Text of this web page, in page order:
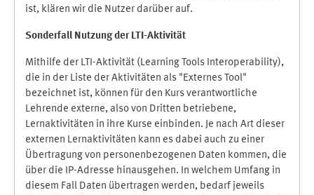
ist, klären wir die Nutzer darüber auf.
Sonderfall Nutzung der LTI-Aktivität
Mithilfe der LTI-Aktivität (Learning Tools Interoperability),
die in der Liste der Aktivitäten als "Externes Tool"
bezeichnet ist, können für den Kurs verantwortliche
Lehrende externe, also von Dritten betriebene,
Lernaktivitäten in ihre Kurse einbinden. Je nach Art dieser
externen Lernaktivitäten kann es dabei auch zu einer
Übertragung von personenbezogenen Daten kommen, die
über die IP-Adresse hinausgehen. In welchem Umfang in
diesem Fall Daten übertragen werden, bedarf jeweils